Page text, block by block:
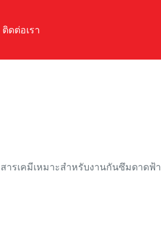
ติดต่อเรา
ารเคมีเหมาะสำหรับงานกันซึมดาดฟ้า